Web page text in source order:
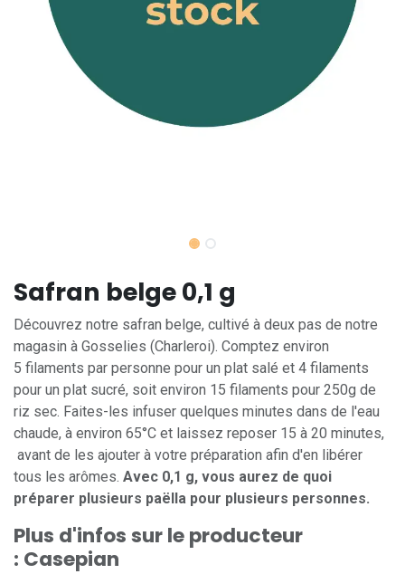
Safran belge 0,1 g
Découvrez notre safran belge, cultivé à deux pas de notre
magasin à Gosselies (Charleroi). Comptez environ
5 filaments par personne pour un plat salé et 4 filaments
pour un plat sucré, soit environ 15 filaments pour 250g de
riz sec. Faites-les infuser quelques minutes dans de l'eau
chaude, à environ 65°C et laissez reposer 15 à 20 minutes,
avant de les ajouter à votre préparation afin d'en libérer
tous les arômes. Avec 0,1 g, vous aurez de quoi
préparer plusieurs paëlla pour plusieurs personnes.
Plus d'infos sur le producteur
: Casepian